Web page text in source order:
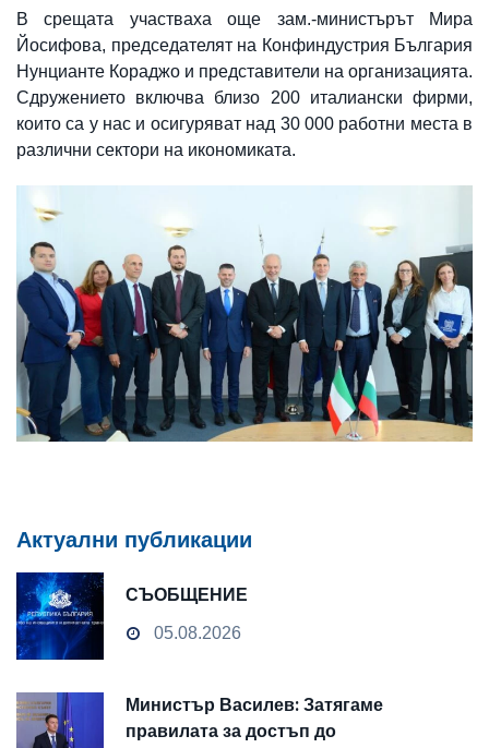
В срещата участваха още зам.-министърът Мира
Йосифова, председателят на Конфиндустрия България
Нунцианте Кораджо и представители на организацията.
Сдружението включва близо 200 италиански фирми,
които са у нас и осигуряват над 30 000 работни места в
различни сектори на икономиката.
Актуални публикации
СЪОБЩЕНИЕ
05.08.2026
Министър Василев: Затягаме
правилата за достъп до